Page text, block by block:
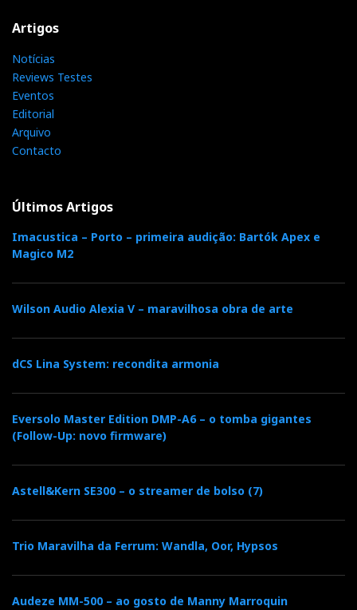
Artigos
Notícias
Reviews Testes
Eventos
Editorial
Arquivo
Contacto
Últimos Artigos
Imacustica – Porto – primeira audição: Bartók Apex e
Magico M2
Wilson Audio Alexia V – maravilhosa obra de arte
dCS Lina System: recondita armonia
Eversolo Master Edition DMP-A6 – o tomba gigantes
(Follow-Up: novo firmware)
Astell&Kern SE300 – o streamer de bolso (7)
Trio Maravilha da Ferrum: Wandla, Oor, Hypsos
Audeze MM-500 – ao gosto de Manny Marroquin